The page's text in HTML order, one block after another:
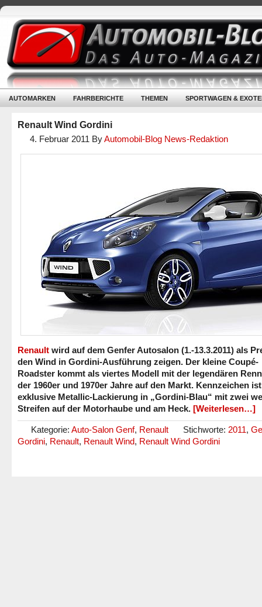
AUTOMARKEN FAHRBERICHTE THEMEN SPORTWAGEN &
Renault Wind Gordini
4. Februar 2011 ByAutomobil-Blog News-Redaktion
Renault wird auf dem Genfer Autosalon (1.-13.3.2011) als
den Wind in Gordini-Ausführung zeigen. Der kleine Coupé-
Roadster kommt als viertes Modell mit der legendären
der 1960er und 1970er Jahre auf den Markt. Kennzeichen
exklusive Metallic-Lackierung in „Gordini-Blau“ mit zwei
Streifen auf der Motorhaube und am Heck. [Weiterlesen…]
Kategorie: Auto-Salon Genf, Renault Stichworte: 2011,
Gordini, Renault, Renault Wind, Renault Wind Gordini